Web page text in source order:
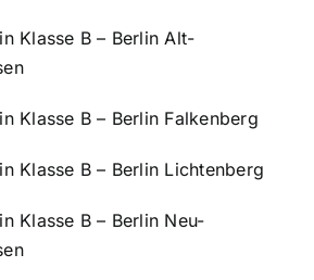
Klasse B – Berlin Alt-
Klasse B – Berlin Falkenberg
Klasse B – Berlin Lichtenberg
Klasse B – Berlin Neu-